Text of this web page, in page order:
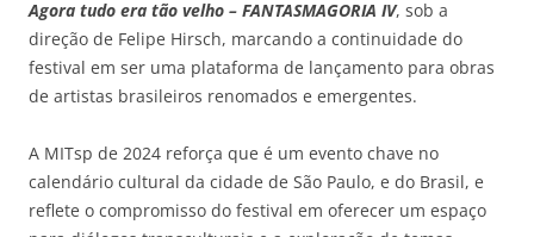
Agora tudo era tão velho – FANTASMAGORIA IV, sob a
direção de Felipe Hirsch, marcando a continuidade do
festival em ser uma plataforma de lançamento para obras
de artistas brasileiros renomados e emergentes.
A MITsp de 2024 reforça que é um evento chave no
calendário cultural da cidade de São Paulo, e do Brasil, e
reflete o compromisso do festival em oferecer um espaço